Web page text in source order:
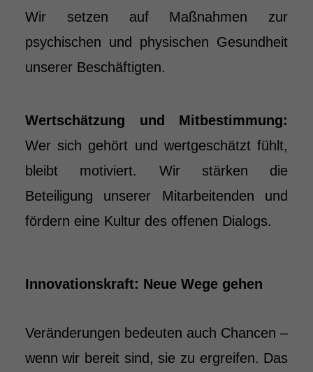
Wir setzen auf Maßnahmen zur
psychischen und physischen Gesundheit
unserer Beschäftigten.
Wertschätzung und Mitbestimmung:
Wer sich gehört und wertgeschätzt fühlt,
bleibt motiviert. Wir stärken die
Beteiligung unserer Mitarbeitenden und
fördern eine Kultur des offenen Dialogs.
Innovationskraft: Neue Wege gehen
Veränderungen bedeuten auch Chancen –
wenn wir bereit sind, sie zu ergreifen. Das